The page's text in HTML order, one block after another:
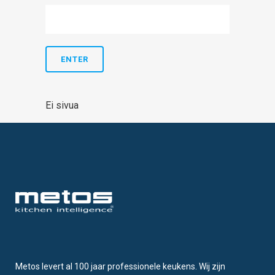
Ei sivua
Metos levert al 100 jaar professionele keukens. Wij zijn